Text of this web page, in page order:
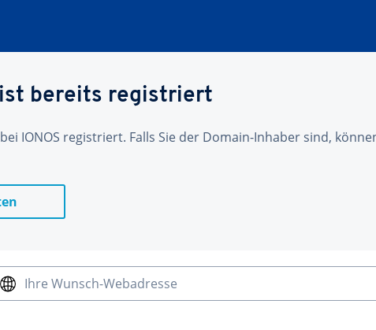
bereits registriert
IONOS registriert. Falls Sie der Domain-Inhaber sind,
Ihre Wunsch-Webadresse